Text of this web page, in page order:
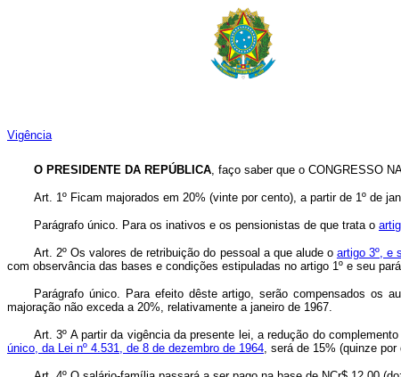
Vigência
O PRESIDENTE DA REPÚBLICA, faço saber que o CONGRESSO
Art. 1º Ficam majorados em 20% (vinte por cento), a partir de 1º de
Parágrafo único. Para os inativos e os pensionistas de que trata o
Art. 2º Os valores de retribuição do pessoal a que alude o artigo 3º, e
com observância das bases e condições estipuladas no artigo 1º e seu
Parágrafo único. Para efeito dêste artigo, serão compensados os
majoração não exceda a 20%, relativamente a janeiro de 1967.
Art. 3º A partir da vigência da presente lei, a redução do
único, da Lei nº 4.531, de 8 de dezembro de 1964, será de 15% (quinze